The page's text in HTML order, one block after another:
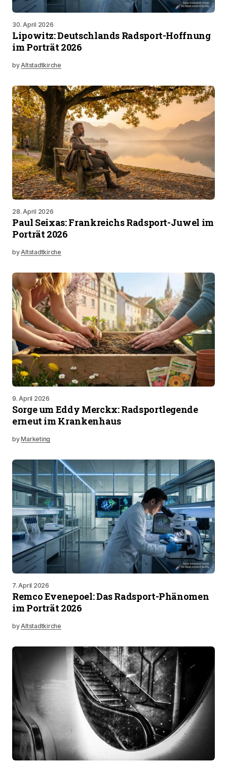
30. April 2026
Lipowitz: Deutschlands Radsport-Hoffnung
im Porträt 2026
byAltstadtkirche
28. April 2026
Paul Seixas: Frankreichs Radsport-Juwel im
Porträt 2026
byAltstadtkirche
9. April 2026
Sorge um Eddy Merckx: Radsportlegende
erneut im Krankenhaus
byMarketing
7. April 2026
Remco Evenepoel: Das Radsport-Phänomen
im Porträt 2026
byAltstadtkirche